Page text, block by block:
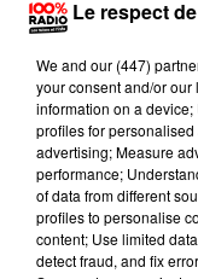
Le respect
We and our (447)
your consent and/or
information on a
profiles for
advertising; Measure
performance;
of data from different
profiles to personalise
content; Use limited
detect fraud, and fix